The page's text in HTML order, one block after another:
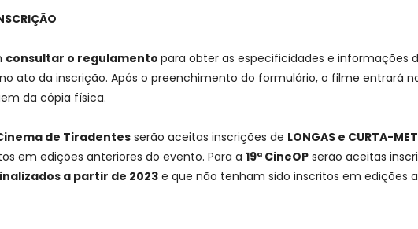
consultar o regulamento para obter as especificidades e informações
ato da inscrição. Após o preenchimento do formulário, o filme entrará
da cópia física.
de Tiradentes serão aceitas inscrições de LONGAS e CURTA-
em edições anteriores do evento. Para a 19ª CineOP serão aceitas
a partir de 2023 e que não tenham sido inscritos em edições